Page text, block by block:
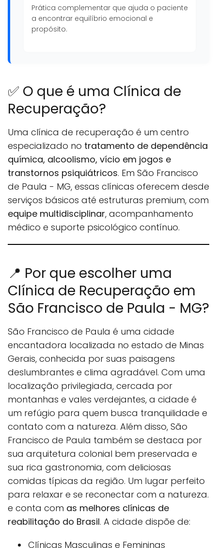
Prática complementar que ajuda o paciente
a encontrar equilíbrio emocional e
propósito.
✅ O que é uma Clínica de
Recuperação?
Uma clínica de recuperação é um centro
especializado no tratamento de dependência
química, alcoolismo, vício em jogos e
transtornos psiquiátricos. Em São Francisco
de Paula - MG, essas clínicas oferecem desde
serviços básicos até estruturas premium, com
equipe multidisciplinar, acompanhamento
médico e suporte psicológico contínuo.
📍 Por que escolher uma
Clínica de Recuperação em
São Francisco de Paula - MG?
São Francisco de Paula é uma cidade
encantadora localizada no estado de Minas
Gerais, conhecida por suas paisagens
deslumbrantes e clima agradável. Com uma
localização privilegiada, cercada por
montanhas e vales verdejantes, a cidade é
um refúgio para quem busca tranquilidade e
contato com a natureza. Além disso, São
Francisco de Paula também se destaca por
sua arquitetura colonial bem preservada e
sua rica gastronomia, com deliciosas
comidas típicas da região. Um lugar perfeito
para relaxar e se reconectar com a natureza.
e conta com as melhores clínicas de
reabilitação do Brasil. A cidade dispõe de:
Clínicas Masculinas e Femininas